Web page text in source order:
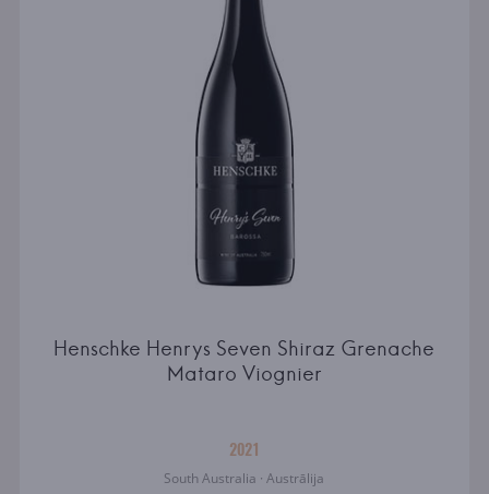
Henschke Henrys Seven Shiraz Grenache
Mataro Viognier
2021
South Australia · Austrālija